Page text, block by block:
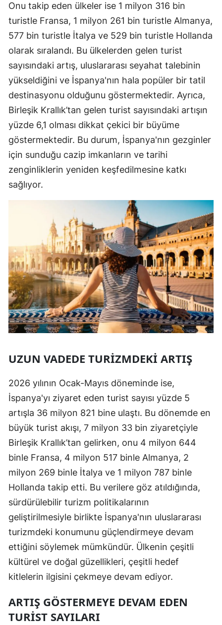
Onu takip eden ülkeler ise 1 milyon 316 bin
turistle Fransa, 1 milyon 261 bin turistle Almanya,
577 bin turistle İtalya ve 529 bin turistle Hollanda
olarak sıralandı. Bu ülkelerden gelen turist
sayısındaki artış, uluslararası seyahat talebinin
yükseldiğini ve İspanya'nın hala popüler bir tatil
destinasyonu olduğunu göstermektedir. Ayrıca,
Birleşik Krallık’tan gelen turist sayısındaki artışın
yüzde 6,1 olması dikkat çekici bir büyüme
göstermektedir. Bu durum, İspanya'nın gezginler
için sunduğu cazip imkanların ve tarihi
zenginliklerin yeniden keşfedilmesine katkı
sağlıyor.
UZUN VADEDE TURIZMDEKI ARTIŞ
2026 yılının Ocak-Mayıs döneminde ise,
İspanya'yı ziyaret eden turist sayısı yüzde 5
artışla 36 milyon 821 bine ulaştı. Bu dönemde en
büyük turist akışı, 7 milyon 33 bin ziyaretçiyle
Birleşik Krallık’tan gelirken, onu 4 milyon 644
binle Fransa, 4 milyon 517 binle Almanya, 2
milyon 269 binle İtalya ve 1 milyon 787 binle
Hollanda takip etti. Bu verilere göz atıldığında,
sürdürülebilir turizm politikalarının
geliştirilmesiyle birlikte İspanya'nın uluslararası
turizmdeki konumunu güçlendirmeye devam
ettiğini söylemek mümkündür. Ülkenin çeşitli
kültürel ve doğal güzellikleri, çeşitli hedef
kitlelerin ilgisini çekmeye devam ediyor.
ARTIŞ GÖSTERMEYE DEVAM EDEN
TURIST SAYILARI